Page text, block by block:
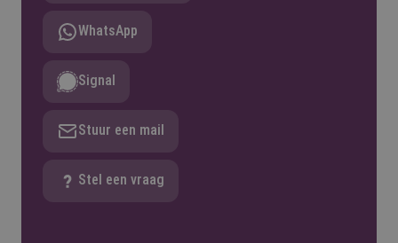
WhatsApp
Signal
Stuur een mail
Stel een vraag